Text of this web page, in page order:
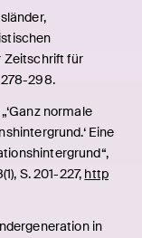
Zeitschrift für
278-298.
normale
Eine
S. 201-227, http
in